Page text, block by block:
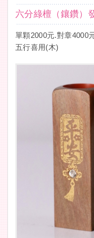
六分綠檀（鑲鑽）
單顆2000元.對章4000
五行喜用(木)